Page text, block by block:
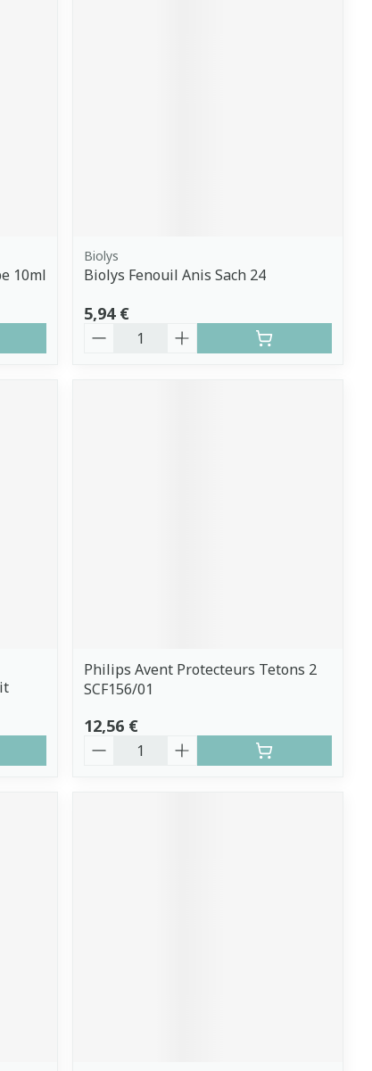
10ml
Biolys
Biolys Fenouil Anis Sach 24
5,94 €
Quantité
Philips Avent Protecteurs Tetons 2
SCF156/01
12,56 €
Quantité